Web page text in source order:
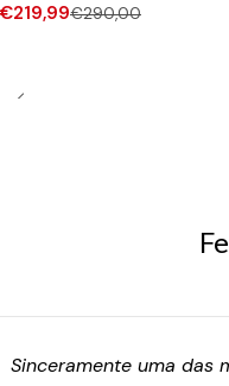
€219,99€290,00
Sinceramente uma das